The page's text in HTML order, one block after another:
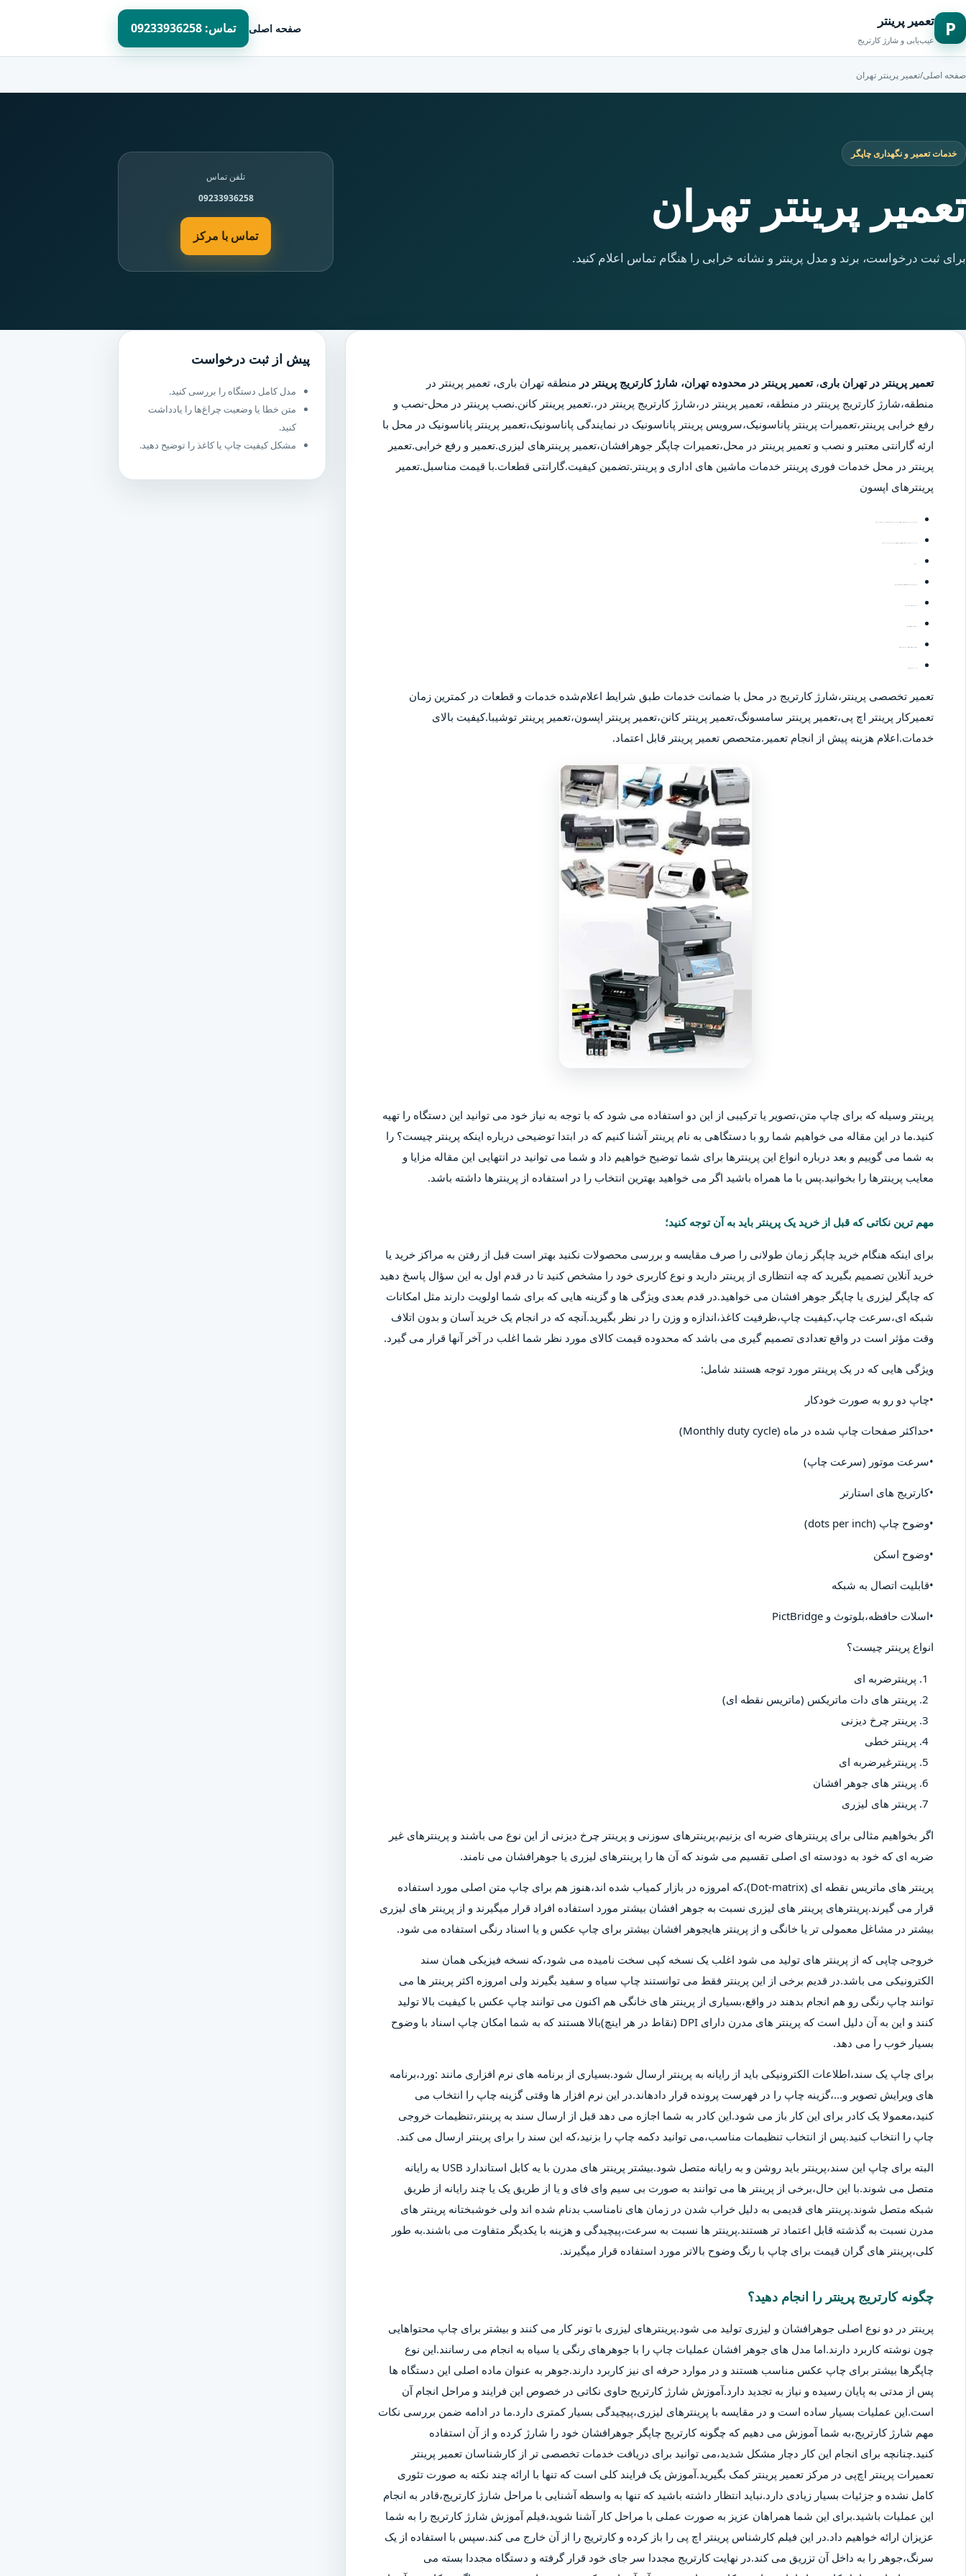
P تعمیر پرینتر
عیب‌یابی و شارژ کارتریج
صفحه اصلی تماس: 09233936258
صفحه اصلی/تعمیر پرینتر تهران
خدمات تعمیر و نگهداری چاپگر
تعمیر پرینتر تهران
برای ثبت درخواست، برند و مدل پرینتر و نشانه خرابی را هنگام تماس اعلام کنید.
تلفن تماس
09233936258
تماس با مرکز
تعمیر پرینتر در تهران باری، تعمیر پرینتر در محدوده تهران، شارژ کارتریج پرینتر در منطقه تهران باری، تعمیر پرینتر در
منطقه،شارژ کارتریج پرینتر در منطقه، تعمیر پرینتر در،شارژ کارتریج پرینتر در ،.تعمیر پرینتر کانن.نصب پرینتر در محل-نصب و
رفع خرابی پرینتر،تعمیرات پرینتر پاناسونیک،سرویس پرینتر پاناسونیک در نمایندگی پاناسونیک،تعمیر پرینتر پاناسونیک در محل با
ارئه گارانتی معتبر و نصب و تعمیر پرینتر در محل،تعمیرات چاپگر جوهرافشان،تعمیر پرینترهای لیزری.تعمیر و رفع خرابی.تعمیر
پرینتر در محل خدمات فوری پرینتر خدمات ماشین های اداری و پرینتر.تضمین کیفیت.گارانتی قطعات.با قیمت مناسبل.تعمیر
پرینترهای اپسون
تعمیر تخصصی پرینتر،شارژ کارتریج در محل با ضمانت خدمات طبق شرایط اعلام‌شده خدمات و قطعات در کمترین زمان
تعمیرکار پرینتر اچ پی،تعمیر پرینتر سامسونگ،تعمیر پرینتر کانن،تعمیر پرینتر اپسون،تعمیر پرینتر توشیبا.کیفیت بالای
خدمات.اعلام هزینه پیش از انجام تعمیر.متحصص تعمیر پرینتر قابل اعتماد.
پرینتر وسیله که برای چاپ متن،تصویر یا ترکیبی از این دو استفاده می شود که با توجه به نیاز خود می توانید این دستگاه را تهیه
کنید.ما در این مقاله می خواهیم شما رو با دستگاهی به نام پرینتر آشنا کنیم که در ابتدا توضیحی درباره اینکه پرینتر چیست؟ را
به شما می گوییم و بعد درباره انواع این پرینترها برای شما توضیح خواهیم داد و شما می توانید در انتهایی این مقاله مزایا و
معایب پرینترها را بخوانید.پس با ما همراه باشید اگر می خواهید بهترین انتخاب را در استفاده از پرینترها داشته باشد.
مهم ترین نکاتی که قبل از خرید یک پرینتر باید به آن توجه کنید؛
برای اینکه هنگام خرید چاپگر زمان طولانی را صرف مقایسه و بررسی محصولات نکنید بهتر است قبل از رفتن به مراکز خرید یا
خرید آنلاین تصمیم بگیرید که چه انتظاری از پرینتر دارید و نوع کاربری خود را مشخص کنید تا در قدم اول به این سؤال پاسخ دهید
که چاپگر لیزری یا چاپگر جوهر افشان می خواهید.در قدم بعدی ویژگی ها و گزینه هایی که برای شما اولویت دارند مثل امکانات
شبکه ای،سرعت چاپ،کیفیت چاپ،ظرفیت کاغذ،اندازه و وزن را در نظر بگیرید.آنچه که در انجام یک خرید آسان و بدون اتلاف
وقت مؤثر است در واقع تعدادی تصمیم گیری می باشد که محدوده قیمت کالای مورد نظر شما اغلب در آخر آنها قرار می گیرد.
ویژگی هایی که در یک پرینتر مورد توجه هستند شامل:
•چاپ دو رو به صورت خودکار
•حداکثر صفحات چاپ شده در ماه (Monthly duty cycle)
•سرعت موتور (سرعت چاپ)
•کارتریج های استارتر
•وضوح چاپ (dots per inch)
•وضوح اسکن
•قابلیت اتصال به شبکه
•اسلات حافظه،بلوتوث و PictBridge
انواع پرینتر چیست؟
پرینترضربه ای
پرینتر های دات ماتریکس (ماتریس نقطه ای)
پرینتر چرخ دیزنی
پرینتر خطی
پرینترغیرضربه ای
پرینتر های جوهر افشان
پرینتر های لیزری
اگر بخواهیم مثالی برای پرینترهای ضربه ای بزنیم،پرینترهای سوزنی و پرینتر چرخ دیزنی از این نوع می باشند و پرینترهای غیر
ضربه ای که خود به دودسته ای اصلی تقسیم می شوند که آن ها را پرینترهای لیزری یا جوهرافشان می نامند.
پرینتر های ماتریس نقطه ای (Dot-matrix)،که امروزه در بازار کمیاب شده اند،هنوز هم برای چاپ متن اصلی مورد استفاده
قرار می گیرند.پرینترهای پرینتر های لیزری نسبت به جوهر افشان بیشتر مورد استفاده افراد قرار میگیرند و از پرینتر های لیزری
بیشتر در مشاغل معمولی تر یا خانگی و از پرینتر هایجوهر افشان بیشتر برای چاپ عکس و یا اسناد رنگی استفاده می شود.
خروجی چاپی که از پرینتر های تولید می شود اغلب یک نسخه کپی سخت نامیده می شود،که نسخه فیزیکی همان سند
الکترونیکی می باشد.در قدیم برخی از این پرینتر فقط می توانستند چاپ سیاه و سفید بگیرند ولی امروزه اکثر پرینتر ها می
توانند چاپ رنگی رو هم انجام بدهند در واقع،بسیاری از پرینتر های خانگی هم اکنون می توانند چاپ عکس با کیفیت بالا تولید
کنند و این به آن دلیل است که پرینتر های مدرن دارای DPI (نقاط در هر اینچ)بالا هستند که به شما امکان چاپ اسناد با وضوح
بسیار خوب را می دهد.
برای چاپ یک سند،اطلاعات الکترونیکی باید از رایانه به پرینتر ارسال شود.بسیاری از برنامه های نرم افزاری مانند :ورد،برنامه
های ویرایش تصویر و...،گزینه چاپ را در فهرست پرونده قرار دادهاند.در این نرم افزار ها وقتی گزینه چاپ را انتخاب می
کنید،معمولا یک کادر برای این کار باز می شود.این کادر به شما اجازه می دهد قبل از ارسال سند به پرینتر،تنظیمات خروجی
چاپ را انتخاب کنید.پس از انتخاب تنظیمات مناسب،می توانید دکمه چاپ را بزنید،که این سند را برای پرینتر ارسال می کند.
البته برای چاپ این سند،پرینتر باید روشن و به رایانه متصل شود.بیشتر پرینتر های مدرن با یه کابل استاندارد USB به رایانه
متصل می شوند.با این حال،برخی از پرینتر ها می توانند به صورت بی سیم وای فای و یا از طریق یک یا چند رایانه از طریق
شبکه متصل شوند.پرینتر های قدیمی به دلیل خراب شدن در زمان های نامناسب بدنام شده اند ولی خوشبختانه پرینتر های
مدرن نسبت به گذشته قابل اعتماد تر هستند.پرینتر ها نسبت به سرعت،پیچیدگی و هزینه با یکدیگر متفاوت می باشند.به طور
کلی،پرینتر های گران قیمت برای چاپ با رنگ وضوح بالاتر مورد استفاده قرار میگیرند.
چگونه کارتریج پرینتر را انجام دهید؟
پرینتر در دو نوع اصلی جوهرافشان و لیزری تولید می شود.پرینترهای لیزری با تونر کار می کنند و بیشتر برای چاپ محتواهایی
چون نوشته کاربرد دارند.اما مدل های جوهر افشان عملیات چاپ را با جوهرهای رنگی یا سیاه به انجام می رسانند.این نوع
چاپگرها بیشتر برای چاپ عکس مناسب هستند و در موارد حرفه ای نیز کاربرد دارند.جوهر به عنوان ماده اصلی این دستگاه ها
پس از مدتی به پایان رسیده و نیاز به تجدید دارد.آموزش شارژ کارتریج حاوی نکاتی در خصوص این فرایند و مراحل انجام آن
است.این عملیات بسیار ساده است و در مقایسه با پرینترهای لیزری،پیچیدگی بسیار کمتری دارد.ما در ادامه ضمن بررسی نکات
مهم شارژ کارتریج،به شما آموزش می دهیم که چگونه کارتریج چاپگر جوهرافشان خود را شارژ کرده و از آن استفاده
کنید.چنانچه برای انجام این کار دچار مشکل شدید،می توانید برای دریافت خدمات تخصصی تر از کارشناسان تعمیر پرینتر
تعمیرات پرینتر اچ‌پی در مرکز تعمیر پرینتر کمک بگیرید.آموزش یک فرایند کلی است که تنها با ارائه چند نکته به صورت تئوری
کامل نشده و جزئیات بسیار زیادی دارد.نباید انتظار داشته باشید که تنها به واسطه آشنایی با مراحل شارژ کارتریج،قادر به انجام
این عملیات باشید.برای این شما همراهان عزیز به صورت عملی با مراحل کار آشنا شوید،فیلم آموزش شارژ کارتریج را به شما
عزیزان ارائه خواهیم داد.در این فیلم کارشناس پرینتر اچ پی را باز کرده و کارتریج را از آن خارج می کند.سپس با استفاده از یک
سرنگ،جوهر را به داخل آن تزریق می کند.در نهایت کارتریج مجددا سر جای خود قرار گرفته و دستگاه مجددا بسته می
پیش از ثبت درخواست
مدل کامل دستگاه را بررسی کنید.
متن خطا یا وضعیت چراغ‌ها را یادداشت
کنید.
مشکل کیفیت چاپ یا کاغذ را توضیح دهید.